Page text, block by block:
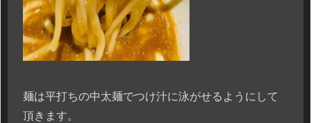
麺は平打ちの中太麺でつけ汁に泳がせるようにして
頂きます。